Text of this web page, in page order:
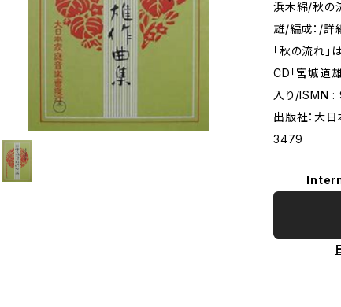
浜木綿/秋の
雄/編成：/詳
「秋の流れ」
CD「宮城道
入り/ISMN
出版社：大
3479